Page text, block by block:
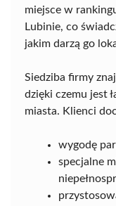
miejsce w
Lubinie, co
jakim darzą go
Siedziba firmy
dzięki czemu jest
miasta. Klienci
wygodę
specjalne